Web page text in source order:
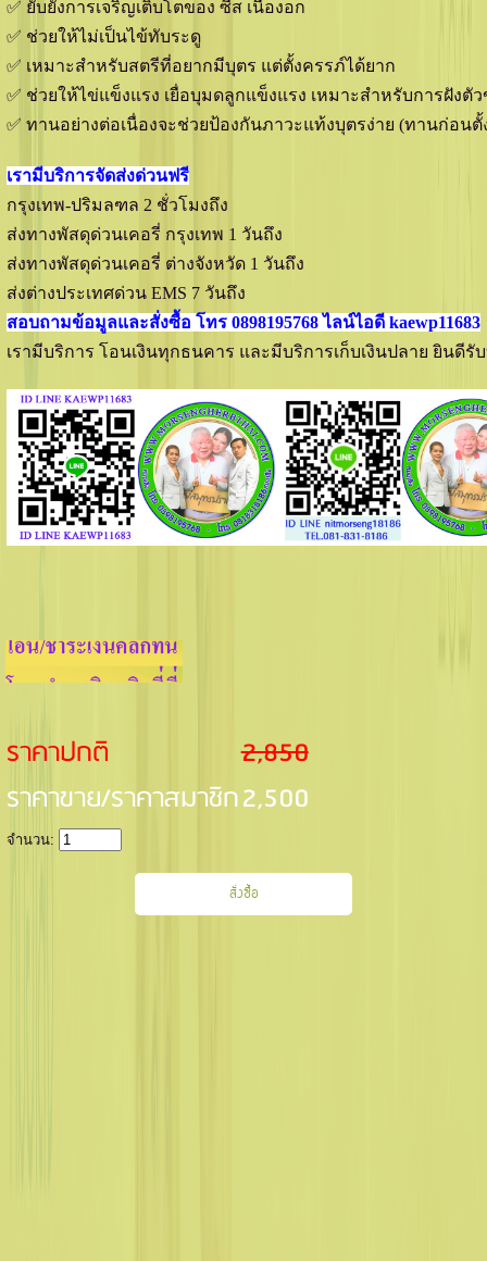
✅ ยับยั้งการเจริญเติบโตของ ซีส เนื้องอก
✅ ช่วยให้ไม่เป็นไข้ทับระดู
✅ เหมาะสำหรับสตรีที่อยากมีบุตร แต่ตั้งครรภ์ได้ยาก
✅ ช่วยให้ไข่แข็งแรง เยื่อบุมดลูกแข็งแรง เหมาะสำหรับการฝังตั
✅ ทานอย่างต่อเนื่องจะช่วยป้องกันภาวะแท้งบุตรง่าย (ทานก่อน
เรามีบริการจัดส่งด่วนฟรี
กรุงเทพ-ปริมลฑล 2 ชั่วโมงถึง
ส่งทางพัสดุด่วนเคอรี่ กรุงเทพ 1 วันถึง
ส่งทางพัสดุด่วนเคอรี่ ต่างจังหวัด 1 วันถึง
ส่งต่างประเทศด่วน EMS 7 วันถึง
สอบถามข้อมูลและสั่งซื้อ โทร 0898195768 ไลน์ไอดี kaewp11683
เรามีบริการ โอนเงินทุกธนคาร และมีบริการเก็บเงินปลาย ยินดี
ราคาปกติ
2,850
ราคาขาย/ราคาสมาชิก2,500
จำนวน: